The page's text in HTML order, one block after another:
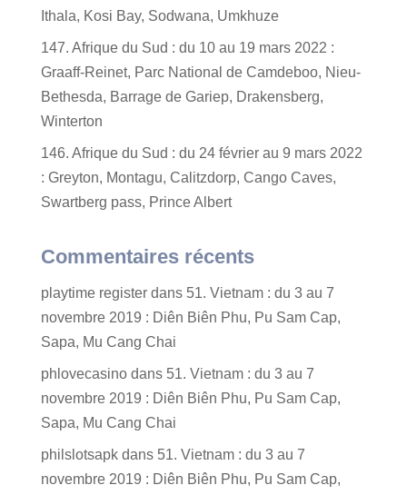
Ithala, Kosi Bay, Sodwana, Umkhuze
147. Afrique du Sud : du 10 au 19 mars 2022 :
Graaff-Reinet, Parc National de Camdeboo, Nieu-
Bethesda, Barrage de Gariep, Drakensberg,
Winterton
146. Afrique du Sud : du 24 février au 9 mars 2022
: Greyton, Montagu, Calitzdorp, Cango Caves,
Swartberg pass, Prince Albert
Commentaires récents
playtime registerdans 51. Vietnam : du 3 au 7
novembre 2019 : Diên Biên Phu, Pu Sam Cap,
Sapa, Mu Cang Chai
phlovecasinodans 51. Vietnam : du 3 au 7
novembre 2019 : Diên Biên Phu, Pu Sam Cap,
Sapa, Mu Cang Chai
philslotsapkdans 51. Vietnam : du 3 au 7
novembre 2019 : Diên Biên Phu, Pu Sam Cap,